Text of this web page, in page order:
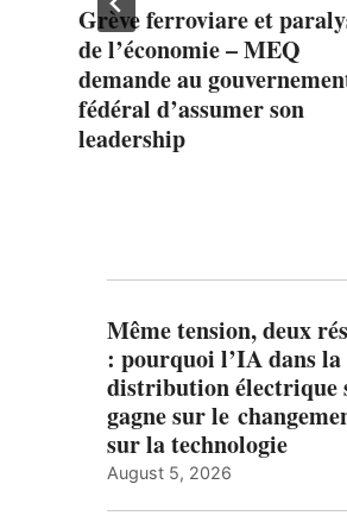
Grève ferroviare et
de l’économie – MEQ
demande au
fédéral d’assumer son
leadership
Même tension, deux
: pourquoi l’IA dans la
distribution électrique
gagne sur le
sur la technologie
August 5, 2026